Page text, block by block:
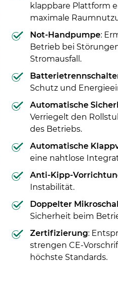
klappbare Plattform
maximale
Not-Handpumpe:
Betrieb bei
Stromausfall.
Schutz und
Automatische
Verriegelt den
des Betriebs.
Automatische
eine nahtlose
Anti-Kipp-
Instabilität.
Doppelter
Sicherheit beim
Zertifizierung:
strengen CE-
höchste Standards.